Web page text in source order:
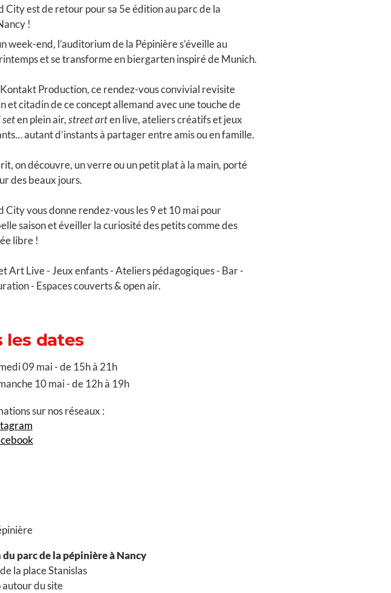
City est de retour pour sa 5e édition au parc de la
!
week-end, l’auditorium de la Pépinière s’éveille au
et se transforme en biergarten inspiré de Munich.
Production, ce rendez-vous convivial revisite
et citadin de ce concept allemand avec une touche de
seten plein air,street arten live, ateliers créatifs et jeux
autant d’instants à partager entre amis ou en famille.
on découvre, un verre ou un petit plat à la main, porté
des beaux jours.
City vous donne rendez-vous les 9 et 10 mai pour
saison et éveiller la curiosité des petits comme des
libre !
Art Live - Jeux enfants - Ateliers pédagogiques - Bar -
- Espaces couverts & open air.
les dates
09 mai - de 15h à 21h
10 mai - de 12h à 19h
sur nos réseaux :
parc de la pépinière à Nancy
la place Stanislas
du site